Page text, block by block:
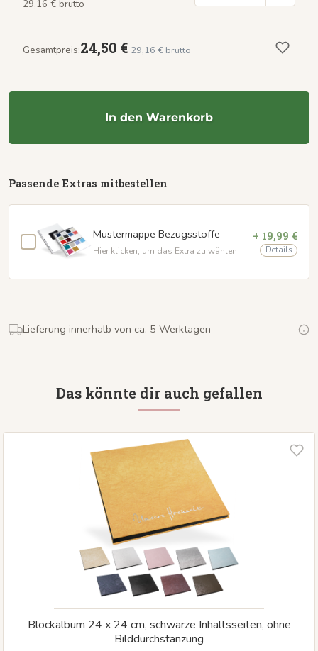
29,16 € brutto
Gesamtpreis:24,50 € 29,16 € brutto
In den Warenkorb
Passende Extras mitbestellen
Mustermappe Bezugsstoffe
Hier klicken, um das Extra zu wählen
+ 19,99 €
Details
Lieferung innerhalb von ca. 5 Werktagen
Das könnte dir auch gefallen
Blockalbum 24 x 24 cm, schwarze Inhaltsseiten, ohne
Bilddurchstanzung